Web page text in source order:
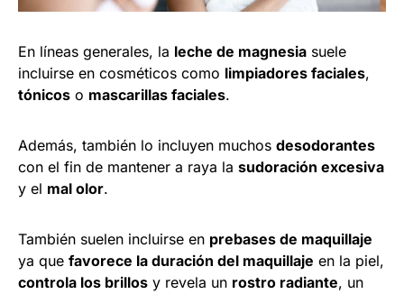
En líneas generales, la leche de magnesia suele
incluirse en cosméticos como limpiadores faciales,
tónicos o mascarillas faciales.
Además, también lo incluyen muchos desodorantes
con el fin de mantener a raya la sudoración excesiva
y el mal olor.
También suelen incluirse en prebases de maquillaje
ya que favorece la duración del maquillaje en la piel,
controla los brillos y revela un rostro radiante, un